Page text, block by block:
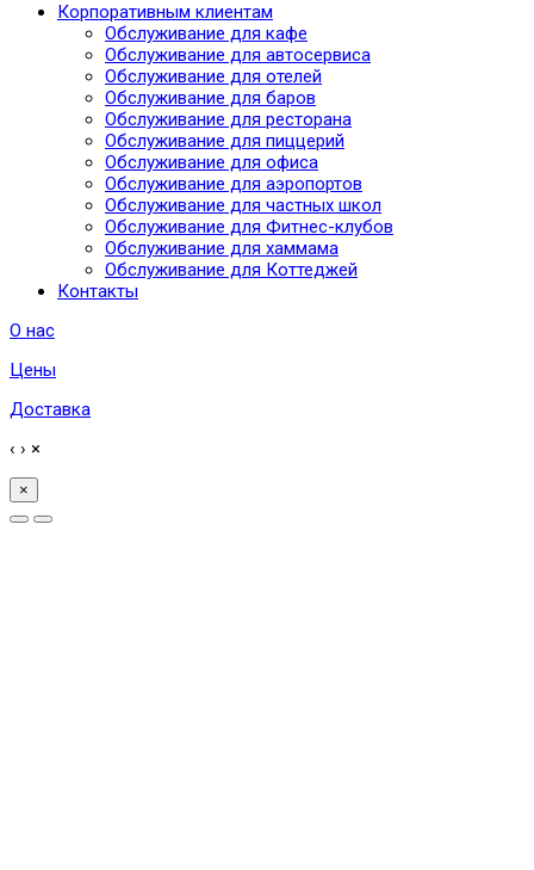
Корпоративным клиентам
Обслуживание для кафе
Обслуживание для автосервиса
Обслуживание для отелей
Обслуживание для баров
Обслуживание для ресторана
Обслуживание для пиццерий
Обслуживание для офиса
Обслуживание для аэропортов
Обслуживание для частных школ
Обслуживание для Фитнес-клубов
Обслуживание для хаммама
Обслуживание для Коттеджей
Контакты
О нас
Цены
Доставка
‹ › ×
×